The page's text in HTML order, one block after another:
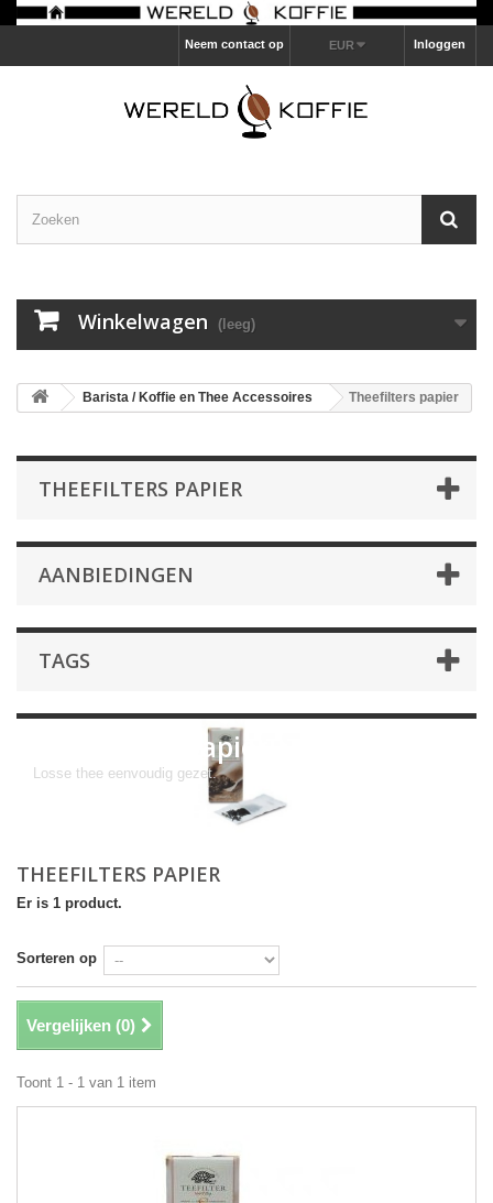
Inloggen
EUR
Neem contact op
Winkelwagen (leeg)
Barista / Koffie en Thee Accessoires Theefilters papier
THEEFILTERS PAPIER
AANBIEDINGEN
TAGS
Theefilters papier
Losse thee eenvoudig gezet.
THEEFILTERS PAPIER
Er is 1 product.
Sorteren op
Vergelijken (0)
Toont 1 - 1 van 1 item